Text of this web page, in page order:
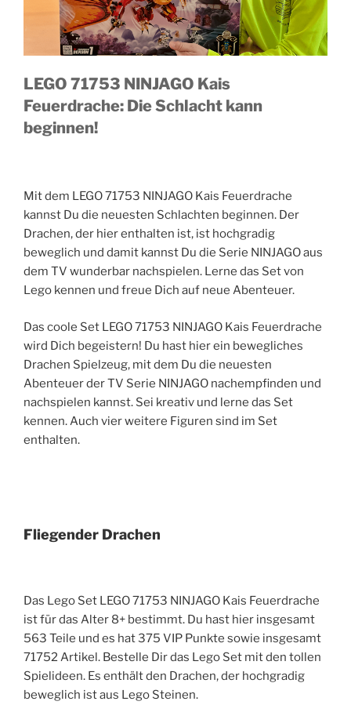
LEGO 71753 NINJAGO Kais
Feuerdrache: Die Schlacht kann
beginnen!
Mit dem LEGO 71753 NINJAGO Kais Feuerdrache
kannst Du die neuesten Schlachten beginnen. Der
Drachen, der hier enthalten ist, ist hochgradig
beweglich und damit kannst Du die Serie NINJAGO aus
dem TV wunderbar nachspielen. Lerne das Set von
Lego kennen und freue Dich auf neue Abenteuer.
Das coole Set LEGO 71753 NINJAGO Kais Feuerdrache
wird Dich begeistern! Du hast hier ein bewegliches
Drachen Spielzeug, mit dem Du die neuesten
Abenteuer der TV Serie NINJAGO nachempfinden und
nachspielen kannst. Sei kreativ und lerne das Set
kennen. Auch vier weitere Figuren sind im Set
enthalten.
Fliegender Drachen
Das Lego Set LEGO 71753 NINJAGO Kais Feuerdrache
ist für das Alter 8+ bestimmt. Du hast hier insgesamt
563 Teile und es hat 375 VIP Punkte sowie insgesamt
71752 Artikel. Bestelle Dir das Lego Set mit den tollen
Spielideen. Es enthält den Drachen, der hochgradig
beweglich ist aus Lego Steinen.